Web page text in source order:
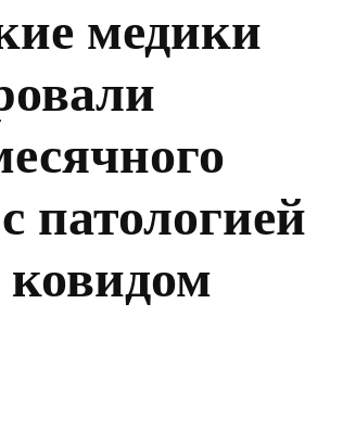
медики
патологией